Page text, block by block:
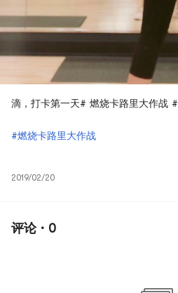
滴，打卡第一天# 燃烧卡路里大作战 #
#燃烧卡路里大作战
2019/02/20
评论 · 0